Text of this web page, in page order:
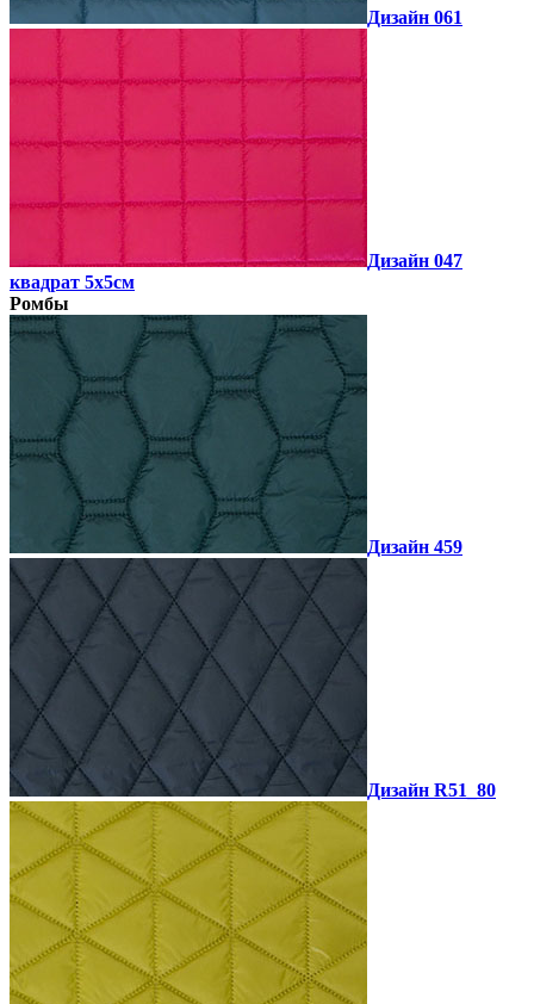
Дизайн 061
Дизайн 047
квадрат 5х5см
Ромбы
Дизайн 459
Дизайн R51_80